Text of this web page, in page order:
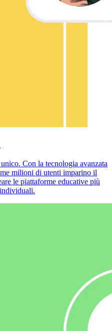
Con la tecnologia avanzata
milioni di utenti imparino il
le piattaforme educative più